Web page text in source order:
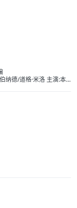
纳德/道格·米洛 主演:本
塔尔班/克莱恩·克劳福
尔·戴/杰罗姆·埃勒斯/布
马特·多兰/约瑟夫
拉斯·贝尔/肯尼·道提/克
克逊·门多萨/原丽淇/奥
美慎吾/塞萨尔·蒙塔
昂·福德/马修·纽
·德拉诺·罗斯福/艾德琳·
/地区:美国/澳大利亚